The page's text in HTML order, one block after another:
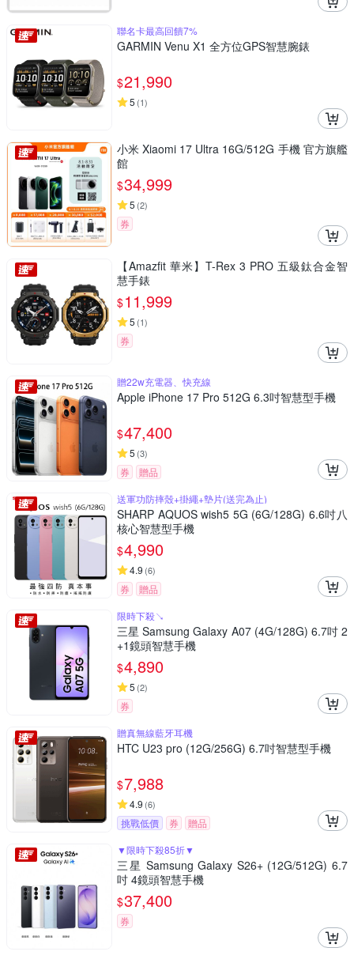
聯名卡最高回饋7%
GARMIN Venu X1 全方位GPS智慧腕錶
$21,990
5 (1)
小米 Xiaomi 17 Ultra 16G/512G 手機 官方旗艦
館
$34,999
5 (2)
券
【Amazfit 華米】T-Rex 3 PRO 五級鈦合金智
慧手錶
$11,999
5 (1)
券
贈22w充電器、快充線
Apple iPhone 17 Pro 512G 6.3吋智慧型手機
$47,400
5 (3)
券
贈品
送軍功防摔殼+掛繩+墊片(送完為止)
SHARP AQUOS wish5 5G (6G/128G) 6.6吋八
核心智慧型手機
$4,990
4.9 (6)
券
贈品
限時下殺↘
三星 Samsung Galaxy A07 (4G/128G) 6.7吋 2
+1鏡頭智慧手機
$4,890
5 (2)
券
贈真無線藍牙耳機
HTC U23 pro (12G/256G) 6.7吋智慧型手機
$7,988
4.9 (6)
挑戰低價 券
贈品
▼限時下殺85折▼
三星 Samsung Galaxy S26+ (12G/512G) 6.7
吋 4鏡頭智慧手機
$37,400
券